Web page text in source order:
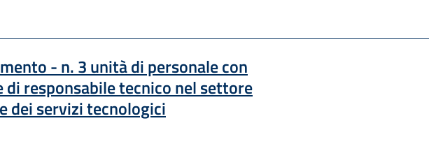
- n. 3 unità di personale con
responsabile tecnico nel settore
dei servizi tecnologici